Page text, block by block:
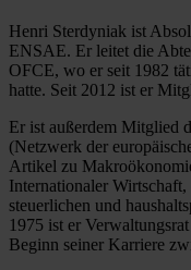
Henri Sterdyniak ist
ENSAE. Er leitet die
OFCE, wo er seit 1982
hatte. Seit 2012 ist er
Er ist außerdem Mitglied
(Netzwerk der
Artikel zu
Internationaler
steuerlichen und
1975 ist er
Beginn seiner Karriere